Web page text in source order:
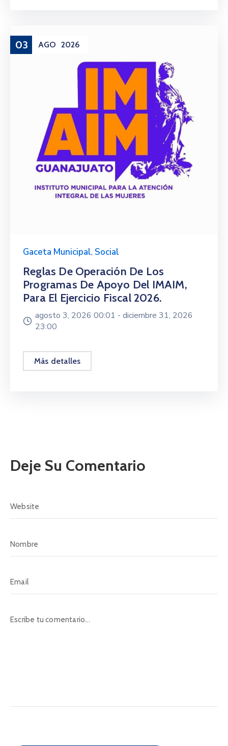
03 AGO 2026
Gaceta Municipal, Social
Reglas De Operación De Los
Programas De Apoyo Del IMAIM,
Para El Ejercicio Fiscal 2026.
agosto 3, 2026 00:01 - diciembre 31, 2026
23:00
Más detalles
Deje Su Comentario